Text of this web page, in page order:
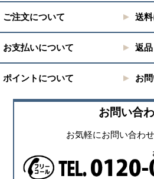
ご注文について 送
お支払いについて 返
ポイントについて お
お問い合
お気軽にお問い合わせ